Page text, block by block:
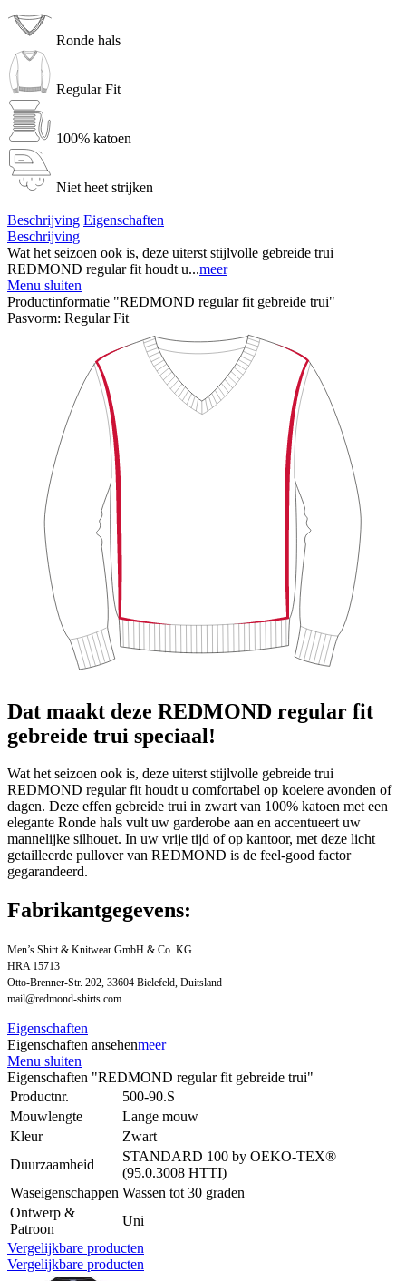
Ronde hals
Regular Fit
100% katoen
Niet heet strijken
Beschrijving Eigenschaften
Beschrijving
Wat het seizoen ook is, deze uiterst stijlvolle gebreide trui
REDMOND regular fit houdt u...meer
Menu sluiten
Productinformatie "REDMOND regular fit gebreide trui"
Pasvorm: Regular Fit
Dat maakt deze REDMOND regular fit
gebreide trui speciaal!
Wat het seizoen ook is, deze uiterst stijlvolle gebreide trui
REDMOND regular fit houdt u comfortabel op koelere avonden of
dagen. Deze effen gebreide trui in zwart van 100% katoen met een
elegante Ronde hals vult uw garderobe aan en accentueert uw
mannelijke silhouet. In uw vrije tijd of op kantoor, met deze licht
getailleerde pullover van REDMOND is de feel-good factor
gegarandeerd.
Fabrikantgegevens:
Men’s Shirt & Knitwear GmbH & Co. KG
HRA 15713
Otto-Brenner-Str. 202, 33604 Bielefeld, Duitsland
mail@redmond-shirts.com
Eigenschaften
Eigenschaften ansehenmeer
Menu sluiten
Eigenschaften "REDMOND regular fit gebreide trui"
Productnr.
500-90.S
Mouwlengte
Lange mouw
Kleur
Zwart
Duurzaamheid
STANDARD 100 by OEKO-TEX®
(95.0.3008 HTTI)
Waseigenschappen Wassen tot 30 graden
Ontwerp &
Patroon
Uni
Vergelijkbare producten
Vergelijkbare producten